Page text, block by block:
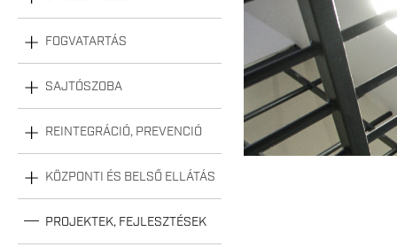
FOGVATARTÁS
SAJTÓSZOBA
REINTEGRÁCIÓ, PREVENCIÓ
KÖZPONTI ÉS BELSŐ ELLÁTÁS
PROJEKTEK, FEJLESZTÉSEK